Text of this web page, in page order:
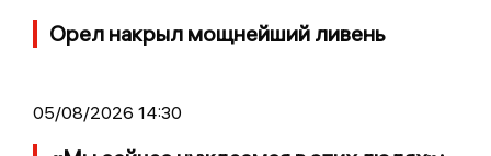
Орел накрыл мощнейший ливень
05/08/2026 14:30